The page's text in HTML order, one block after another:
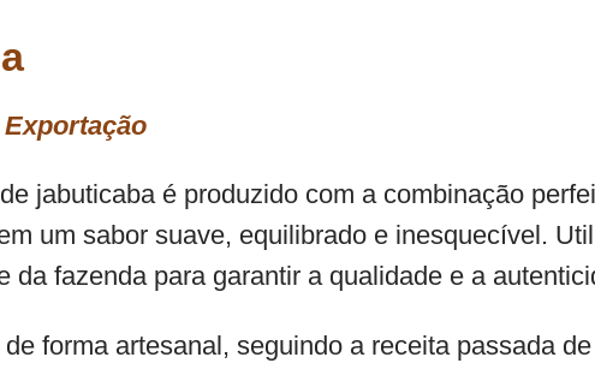
jabuticaba é produzido com a combinação
um sabor suave, equilibrado e inesquecível.
da fazenda para garantir a qualidade e a
forma artesanal, seguindo a receita passada